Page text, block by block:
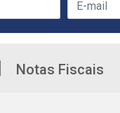
Notas Fiscais